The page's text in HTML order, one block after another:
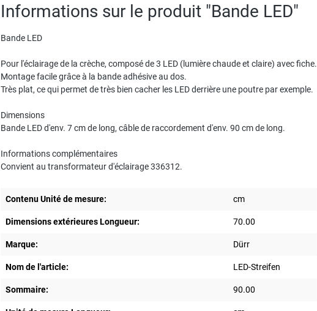
Informations sur le produit "Bande LED"
Bande LED
Pour l'éclairage de la crèche, composé de 3 LED (lumière chaude et claire) avec fiche.
Montage facile grâce à la bande adhésive au dos.
Très plat, ce qui permet de très bien cacher les LED derrière une poutre par exemple.
Dimensions
Bande LED d'env. 7 cm de long, câble de raccordement d'env. 90 cm de long.
Informations complémentaires
Convient au transformateur d'éclairage 336312.
Contenu Unité de mesure: cm
Dimensions extérieures Longueur: 70.00
Marque: Dürr
Nom de l'article: LED-Streifen
Sommaire: 90.00